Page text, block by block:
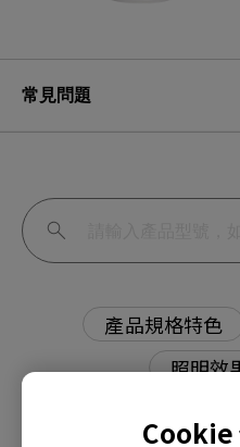
Cookie
常見問題
產品規格特色
照明效